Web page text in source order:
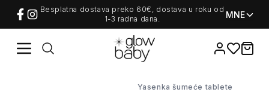
Besplatna dostava preko 60€, dostava u roku od
1-3 radna dana.
MNE
Favorites
items
yasenka šumeće tablete